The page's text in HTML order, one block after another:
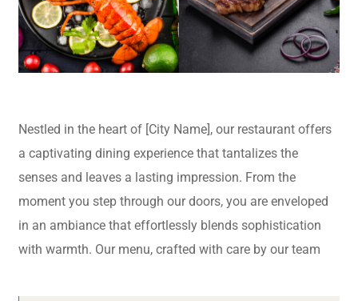
Nestled in the heart of [City Name], our restaurant offers
a captivating dining experience that tantalizes the
senses and leaves a lasting impression. From the
moment you step through our doors, you are enveloped
in an ambiance that effortlessly blends sophistication
with warmth. Our menu, crafted with care by our team